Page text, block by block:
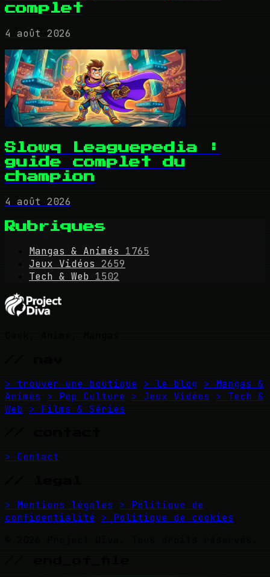
complet
4 août 2026
Slowq Leaguepedia :
guide complet du
champion
4 août 2026
Rubriques
Mangas & Animés
1765
Jeux Vidéos
2659
Tech & Web 1502
> trouver une boutique > le blog > Mangas &
Animés
> Pop Culture > Jeux Vidéos
> Tech &
Web > Films & Séries
> Contact
> Mentions légales
> Politique de
confidentialité > Politique de cookies